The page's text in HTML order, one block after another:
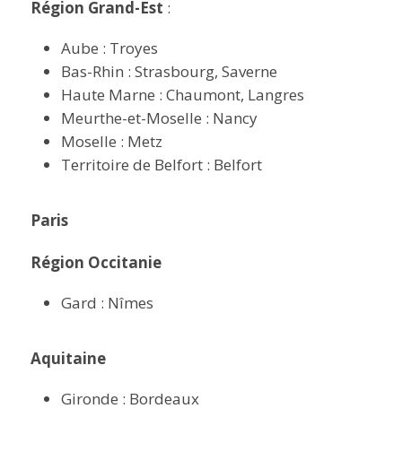
Région Grand-Est :
Aube : Troyes
Bas-Rhin : Strasbourg, Saverne
Haute Marne : Chaumont, Langres
Meurthe-et-Moselle : Nancy
Moselle : Metz
Territoire de Belfort : Belfort
Paris
Région Occitanie
Gard : Nîmes
Aquitaine
Gironde : Bordeaux